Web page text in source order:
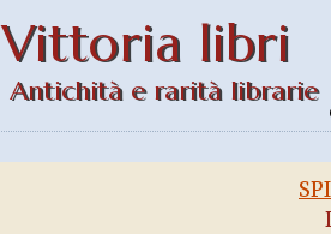
Vittoria libri
Antichità e rarità librarie